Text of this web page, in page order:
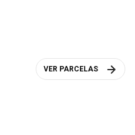
VER PARCELAS